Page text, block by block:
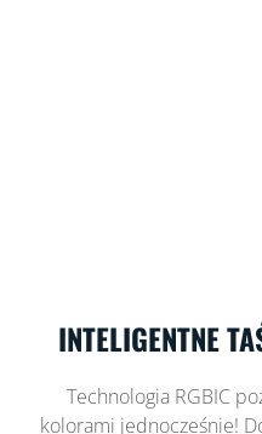
INTELIGENTNE
Technologia RGBIC
kolorami jednocześnie!